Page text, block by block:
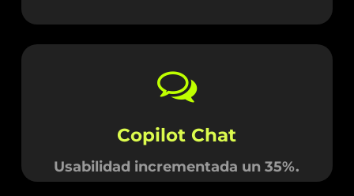
Copilot Chat
Usabilidad incrementada un 35%.